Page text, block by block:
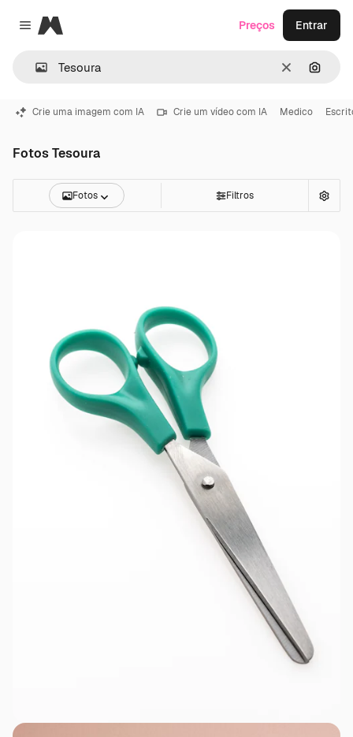
Close menu
Magnific
Limpar
Preços Entrar
Crie uma imagem com IA Crie um vídeo com IA Medico
Fotos Tesoura
Fotos Filtros